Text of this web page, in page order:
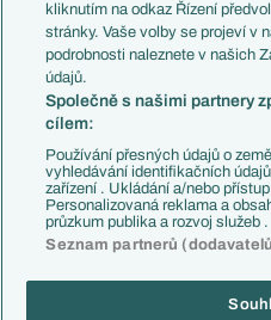
Kluby
Arsenal FC
Chelsea FC
Manchester United
AC Milán
Juventus FC
Bayern Mnichov
FC Barcelona
Real Madrid
kliknutím na odkaz Řízení
stránky. Vaše volby se projeví v
podrobnosti naleznete v našich
údajů.
Společně s našimi partnery
cílem:
Používání přesných údajů o
vyhledávání identifikačních
zařízení . Ukládání a/nebo
Personalizovaná reklama a
průzkum publika a rozvoj služeb .
Seznam partnerů